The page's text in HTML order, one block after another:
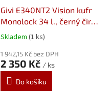
Givi E340NT2 Vision kufr
Monolock 34 l., černý čiré
odrazky
Skladem (1 ks)
1 942,15 Kč bez DPH
2 350 Kč / ks
Do košíku